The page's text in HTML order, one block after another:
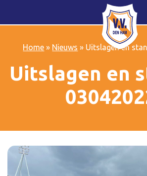
Home » Nieuws » Uitslagen en
Uitslagen en